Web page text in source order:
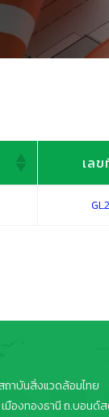
เล
าบันสิ่งแวดล้อมไทย
เมืองทองธานี ถ.บอนด์